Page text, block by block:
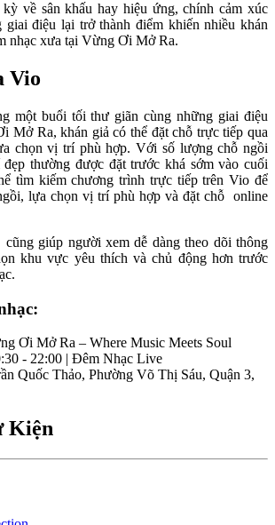
về sân khấu hay hiệu ứng, chính cảm xúc
giai điệu lại trở thành điểm khiến nhiều khán
nhạc xưa tại Vừng Ơi Mở Ra.
Vio
một buổi tối thư giãn cùng những giai điệu
Mở Ra, khán giả có thể đặt chỗ trực tiếp qua
chọn vị trí phù hợp. Với số lượng chỗ ngồi
thường được đặt trước khá sớm vào cuối
tìm kiếm chương trình trực tiếp trên Vio để
lựa chọn vị trí phù hợp và đặt chỗ  online
cũng giúp người xem dễ dàng theo dõi thông
khu vực yêu thích và chủ động hơn trước
Ơi Mở Ra – Where Music Meets Soul
- 22:00 | Đêm Nhạc Live
Quốc Thảo, Phường Võ Thị Sáu, Quận 3,
Kiện